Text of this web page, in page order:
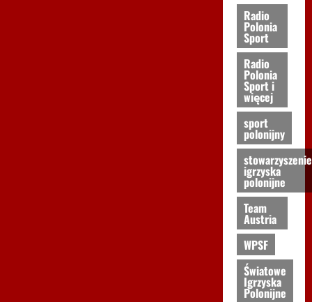
Radio
Polonia
Sport
Radio
Polonia
Sport i
więcej
sport
polonijny
stowarzyszenie
igrzyska
polonijne
Team
Austria
WPSF
Światowe
Igrzyska
Polonijne